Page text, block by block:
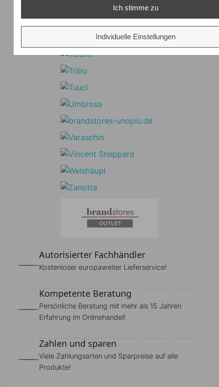
Autorisierter Fachhändler
Kostenloser europaweiter Lieferservice!
Kompetente Beratung
Persönliche Beratung mit mehr als 15 Jahren
Erfahrung im Onlinehandel!
Zahlen und sparen
Viele Zahlungsarten und Sparpreise auf alle
Produkte!
Ich stimme zu
Individuelle Einstellungen